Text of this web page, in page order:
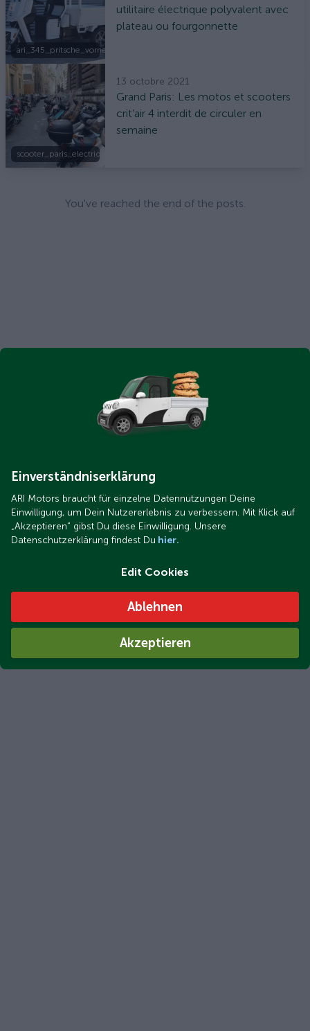
ari_345_pritsche_vorne_links.jpg
utilitaire électrique polyvalent avec
plateau ou fourgonnette
scooter_paris_electrique.jpg
13 octobre 2021
Grand Paris: Les motos et scooters
crit’air 4 interdit de circuler en
semaine
You've reached the end of the posts.
Einverständniserklärung
ARI Motors braucht für einzelne Datennutzungen Deine
Einwilligung, um Dein Nutzererlebnis zu verbessern. Mit Klick auf
„Akzeptieren“ gibst Du diese Einwilligung. Unsere
Datenschutzerklärung findest Du hier.
Edit Cookies
Ablehnen
Akzeptieren